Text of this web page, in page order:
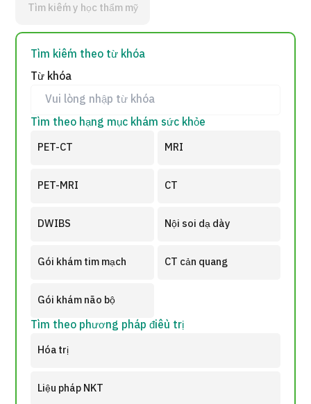
Bệnh nhân QT
Quy trình khám chữa bệnh
Chương trình
Tìm theo bộ phận / bệnh
cách điều trị
Tìm kiếm y học thẩm mỹ
Nội dung nổi bật
Tin tức
Dành cho cơ sở y tế
Tìm kiếm y học thẩm mỹ
Tìm kiếm theo từ khóa
Từ khóa
Tìm theo hạng mục khám sức khỏe
PET-CT MRI
PET-MRI CT
DWIBS Nội soi dạ dày
Gói khám tim mạch CT cản quang
Gói khám não bộ
Tìm theo phương pháp điều trị
Hóa trị
Liệu pháp NKT